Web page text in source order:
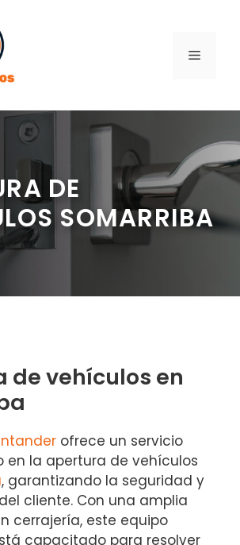
MENÚ
DE
SOMARRIBA
de vehículos en
ofrece un servicio
en la apertura de vehículos
, garantizando la seguridad y
cliente. Con una amplia
cerrajería, este equipo
capacitado para resolver